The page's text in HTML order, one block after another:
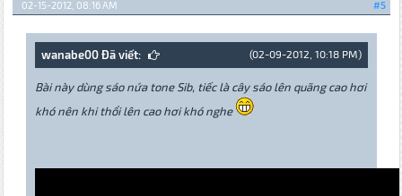
#5
02-15-2012, 08:16 AM
(02-09-2012, 10:18 PM)
wanabe00 Đã viết:
Bài này dùng sáo nứa tone Sib, tiếc là cây sáo lên quãng cao hơi
khó nên khi thổi lên cao hơi khó nghe